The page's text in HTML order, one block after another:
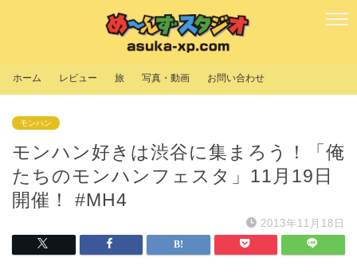
ホーム レビュー 旅 写真・動画 お問い合わせ
モンハン
モンハン好きは渋谷に集まろう！「俺
たちのモンハンフェスタ」11月19日
開催！ #MH4
2013年11月18日